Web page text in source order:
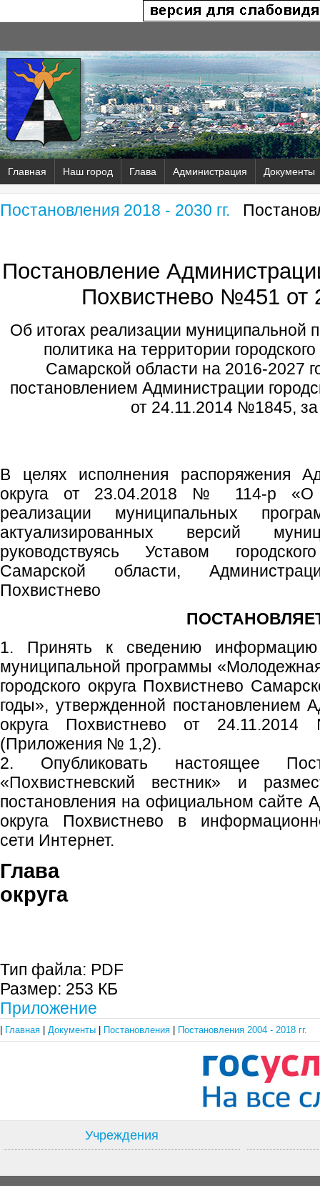
Главная Наш город Глава Администрация Документы
Постановления 2018 - 2030 гг.
Постановление
Похвистнево №451 от
Об итогах реализации
политика на территории
Самарской области на 2016-2027
постановлением Администрации
от 24.11.2014 №1845, за
В целях исполнения распоряжения
округа от 23.04.2018 № 114-р «О
реализации муниципальных
актуализированных версий
руководствуясь Уставом
Самарской области,
Похвистнево
1. Принять к сведению информацию
муниципальной программы
городского округа Похвистнево
годы», утвержденной постановлением
округа Похвистнево от
(Приложения № 1,2).
2. Опубликовать настоящее
«Похвистневский вестник» и
постановления на официальном сайте
округа Похвистнево в
сети Интернет.
Глава
округа С.П.
Тип файла: PDF
Размер: 253 КБ
Приложение
Главная Документы Постановления Постановления 2004 - 2018 гг.
Учреждения